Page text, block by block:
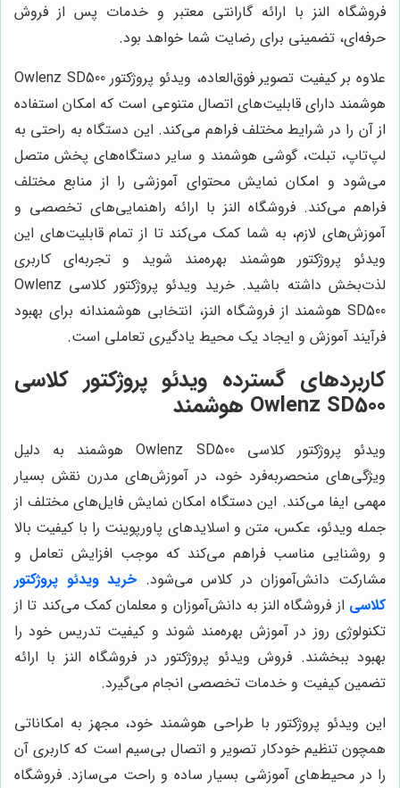
فروشگاه النز با ارائه گارانتی معتبر و خدمات پس از فروش
حرفه‌ای، تضمینی برای رضایت شما خواهد بود.
علاوه بر کیفیت تصویر فوق‌العاده، ویدئو پروژکتور Owlenz SD500
هوشمند دارای قابلیت‌های اتصال متنوعی است که امکان استفاده
از آن را در شرایط مختلف فراهم می‌کند. این دستگاه به راحتی به
لپ‌تاپ، تبلت، گوشی هوشمند و سایر دستگاه‌های پخش متصل
می‌شود و امکان نمایش محتوای آموزشی را از منابع مختلف
فراهم می‌کند. فروشگاه النز با ارائه راهنمایی‌های تخصصی و
آموزش‌های لازم، به شما کمک می‌کند تا از تمام قابلیت‌های این
ویدئو پروژکتور هوشمند بهره‌مند شوید و تجربه‌ای کاربری
لذت‌بخش داشته باشید. خرید ویدئو پروژکتور کلاسی Owlenz
SD500 هوشمند از فروشگاه النز، انتخابی هوشمندانه برای بهبود
فرآیند آموزش و ایجاد یک محیط یادگیری تعاملی است.
کاربردهای گسترده ویدئو پروژکتور کلاسی
Owlenz SD500 هوشمند
ویدئو پروژکتور کلاسی Owlenz SD500 هوشمند به دلیل
ویژگی‌های منحصربه‌فرد خود، در آموزش‌های مدرن نقش بسیار
مهمی ایفا می‌کند. این دستگاه امکان نمایش فایل‌های مختلف از
جمله ویدئو، عکس، متن و اسلایدهای پاورپوینت را با کیفیت بالا
و روشنایی مناسب فراهم می‌کند که موجب افزایش تعامل و
مشارکت دانش‌آموزان در کلاس می‌شود. خرید ویدئو پروژکتور
کلاسی از فروشگاه النز به دانش‌آموزان و معلمان کمک می‌کند تا از
تکنولوژی روز در آموزش بهره‌مند شوند و کیفیت تدریس خود را
بهبود ببخشند. فروش ویدئو پروژکتور در فروشگاه النز با ارائه
تضمین کیفیت و خدمات تخصصی انجام می‌گیرد.
این ویدئو پروژکتور با طراحی هوشمند خود، مجهز به امکاناتی
همچون تنظیم خودکار تصویر و اتصال بی‌سیم است که کاربری آن
را در محیط‌های آموزشی بسیار ساده و راحت می‌سازد. فروشگاه